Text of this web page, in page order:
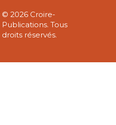
© 2026 Croire-
Publications. Tous
droits réservés.